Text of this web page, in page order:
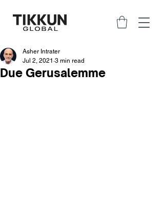
Due Gerusalemme
Asher Intrater
Jul 2, 2021 3 min read